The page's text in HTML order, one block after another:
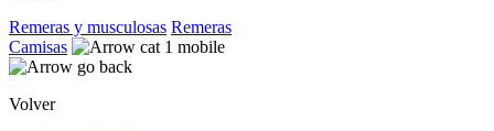
Remeras y musculosas Remeras
Camisas
Volver